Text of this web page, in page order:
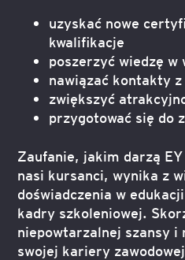
uzyskać nowe
kwalifikacje
poszerzyć wiedzę w
nawiązać kontakty
zwiększyć
przygotować się do
Zaufanie, jakim darzą
nasi kursanci, wynika z
doświadczenia w
kadry szkoleniowej.
niepowtarzalnej szansy i
swojej kariery